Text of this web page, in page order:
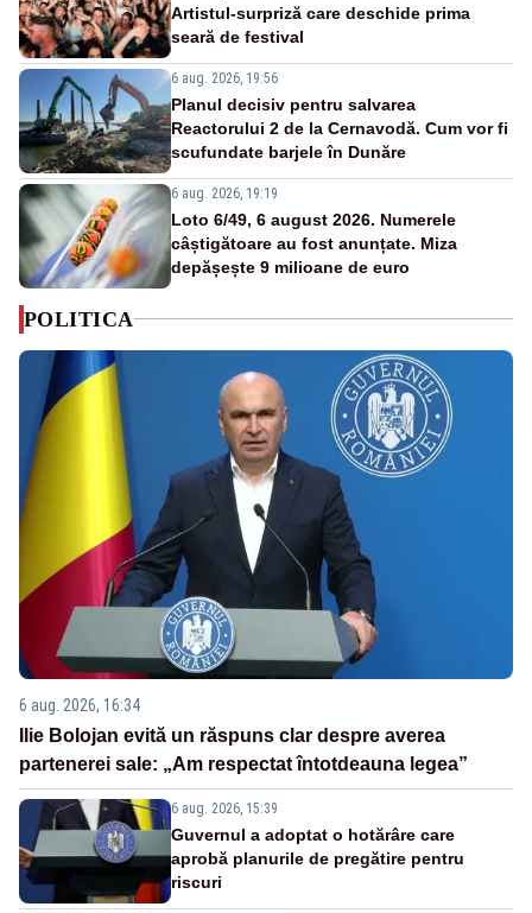
Artistul-surpriză care deschide prima
seară de festival
6 aug. 2026, 19:56
Planul decisiv pentru salvarea
Reactorului 2 de la Cernavodă. Cum vor fi
scufundate barjele în Dunăre
6 aug. 2026, 19:19
Loto 6/49, 6 august 2026. Numerele
câștigătoare au fost anunțate. Miza
depășește 9 milioane de euro
POLITICA
6 aug. 2026, 16:34
Ilie Bolojan evită un răspuns clar despre averea
partenerei sale: „Am respectat întotdeauna legea”
6 aug. 2026, 15:39
Guvernul a adoptat o hotărâre care
aprobă planurile de pregătire pentru
riscuri